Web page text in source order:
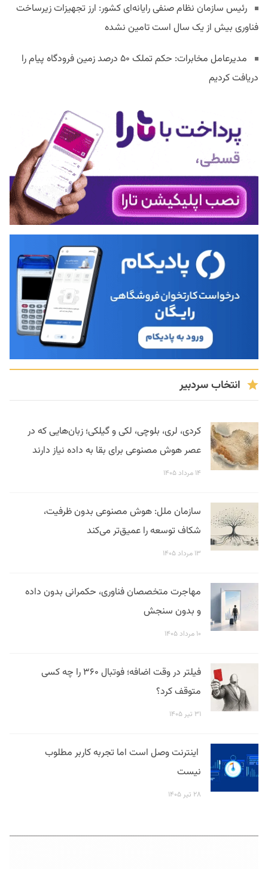
رئیس سازمان نظام صنفی رایانه‌ای کشور: ارز تجهیزات زیرساخت
فناوری بیش از یک سال است تامین نشده
مدیرعامل مخابرات: حکم تملک ۵۰ درصد زمین فرودگاه پیام را
دریافت کردیم
انتخاب سردبیر
کردی، لری، بلوچی، لکی و گیلکی؛ زبان‌هایی که در
عصر هوش مصنوعی برای بقا به داده نیاز دارند
۱۴ مرداد ۱۴۰۵
سازمان ملل: هوش مصنوعی بدون ظرفیت،
شکاف توسعه را عمیق‌تر می‌کند
۱۳ مرداد ۱۴۰۵
مهاجرت متخصصان فناوری، حکمرانی بدون داده
و بدون سنجش
۱۰ مرداد ۱۴۰۵
فیلتر در وقت اضافه؛ فوتبال ۳۶۰ را چه کسی
متوقف کرد؟
۳۱ تیر ۱۴۰۵
اینترنت وصل است اما تجربه کاربر مطلوب
نیست
۲۸ تیر ۱۴۰۵